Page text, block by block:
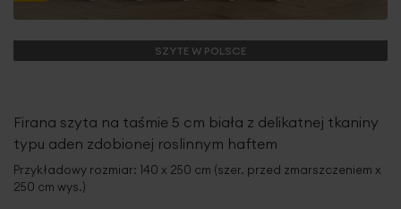
SZYTE W POLSCE
Firana szyta na taśmie 5 cm biała z delikatnej tkaniny
typu aden zdobionej roslinnym haftem
Przykładowy rozmiar: 140 x 250 cm (szer. przed zmarszczeniem x
250 cm wys.)